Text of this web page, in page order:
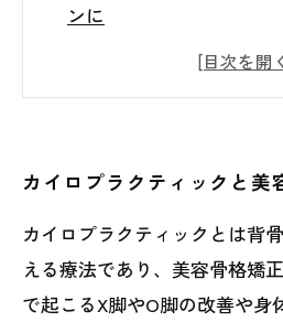
ンに
カイロプラクティック×
骨格矯正で目指すのは美
ライン
カイロプラクティックと美
カイロプラクティックとは背
える療法であり、美容骨格矯
で起こるX脚やO脚の改善や身